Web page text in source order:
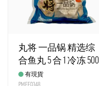
丸将 一品锅 精选综
合鱼丸 5 合 1 冷冻 500
克 香源 中国
有現貨
PMFF0348